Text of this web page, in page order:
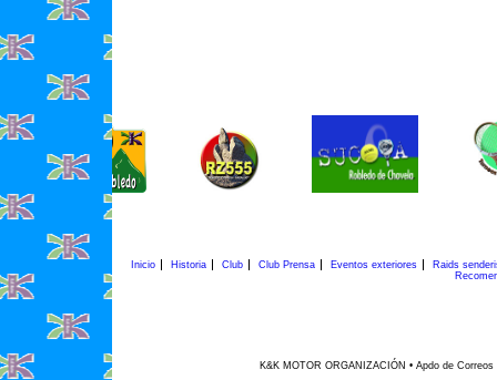
Inicio Historia Club Club Prensa Eventos exteriores
Raids
K&K MOTOR ORGANIZACIÓN • Apdo de